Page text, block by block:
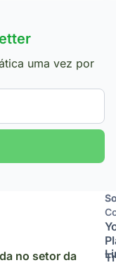
uma vez por
no setor da